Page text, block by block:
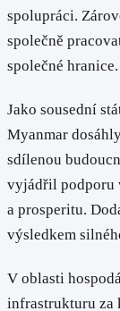
spolupráci.
společně
společné hranice.
Jako sousední
Myanmar
sdílenou
vyjádřil podporu
a prosperitu.
výsledkem
V oblasti
infrastrukturu za